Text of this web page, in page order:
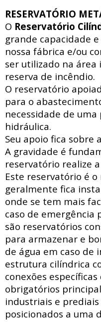
RESERVATÓRIO
O Reservatório
grande capacidade
nossa fábrica e/ou
ser utilizado na
reserva de incêndio.
O reservatório
para o
necessidade de
hidráulica.
Seu apoio fica sobre
A gravidade é
reservatório realize
Este reservatório é
geralmente fica
onde se tem mais
caso de emergência
são reservatórios
para armazenar e
de água em caso de
estrutura cilíndrica
conexões específicas
obrigatórios
industriais e
posicionados a uma